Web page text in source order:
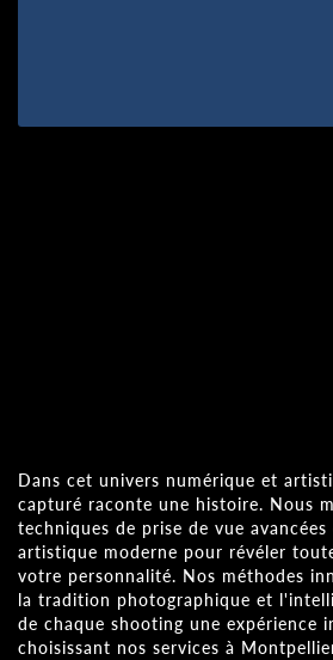
Dans cet univers numérique et
capturé raconte une histoire. Nous
techniques de prise de vue
artistique moderne pour révéler
votre personnalité. Nos méthodes
la tradition photographique et
de chaque shooting une expérience
choisissant nos services à